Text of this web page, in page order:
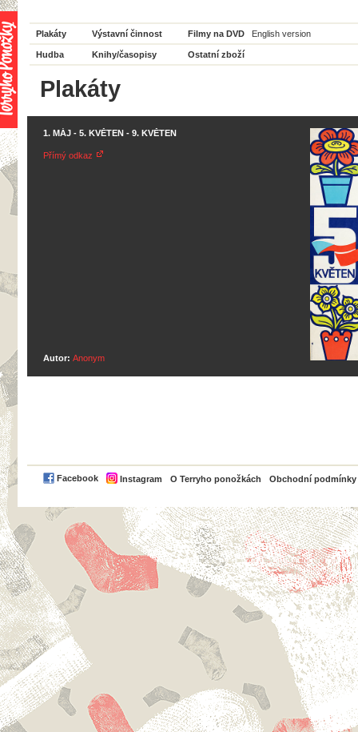
Plakáty Výstavní činnost Filmy na DVD English version
Hudba Knihy/časopisy Ostatní zboží
Plakáty
1. MÁJ - 5. KVĚTEN - 9. KVĚTEN
Přímý odkaz
Autor: Anonym
Facebook Instagram O Terryho ponožkách Obchodní podmínky
PayPal